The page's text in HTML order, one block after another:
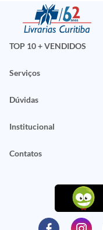
TOP 10 + VENDIDOS
Serviços
Dúvidas
Institucional
Contatos